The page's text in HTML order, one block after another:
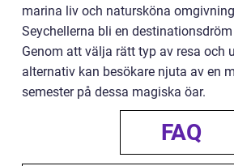
marina liv och natursköna
Seychellerna bli en
Genom att välja rätt typ av resa och
alternativ kan besökare njuta av en
semester på dessa magiska öar.
FAQ